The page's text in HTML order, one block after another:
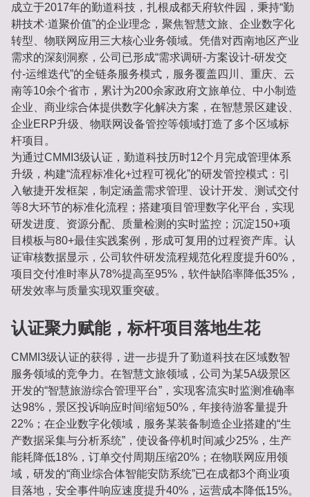
成立于2017年的勤道科技，扎根成都天府软件园，秉持“勤
耕技术·道聚价值”的企业理念，聚焦智慧文旅、企业数字化
转型、物联网应用三大核心业务领域。凭借对西南地区产业
需求的深刻洞察，公司已形成“需求调研-方案设计-研发交
付-运维迭代”的全链条服务模式，服务覆盖四川、重庆、云
南等10余个省市，累计为200余家政府文旅单位、中小制造
企业、商业综合体提供数字化解决方案，在智慧景区建设、
企业ERP升级、物联网设备管控等领域打造了多个区域标
杆项目。
为通过CMMI3级认证，勤道科技历时12个月完成管理体系
升级，构建“流程标准化+过程可视化”的研发管控模式：引
入敏捷开发框架，制定涵盖需求管理、设计开发、测试交付
等8大环节的标准化流程；搭建项目管理数字化平台，实现
研发进度、资源分配、质量检测的实时监控；沉淀150+项
目模板与80+最佳实践案例，形成可复用的过程资产库。认
证审核数据显示，公司软件研发流程规范化程度提升60%，
项目交付准时率从78%提高至95%，软件缺陷率降低35%，
研发效率与质量实现双重突破。
认证聚力赋能，标杆项目落地生花
CMMI3级认证的获得，进一步提升了勤道科技在区域数智
服务领域的竞争力。在智慧文旅领域，公司为某5A级景区
开发的“智慧旅游综合管理平台”，实现客流实时监测准确率
达98%，景区投诉响应时间缩短50%，年接待游客量提升
22%；在企业数字化领域，服务某装备制造企业搭建的“生
产数据采集与分析系统”，使设备停机时间减少25%，生产
能耗降低18%，订单交付周期压缩20%；在物联网应用领
域，研发的“商业综合体智能安防系统”已在成都3个商业项
目落地，安全事件响应速度提升40%，运营成本降低15%。